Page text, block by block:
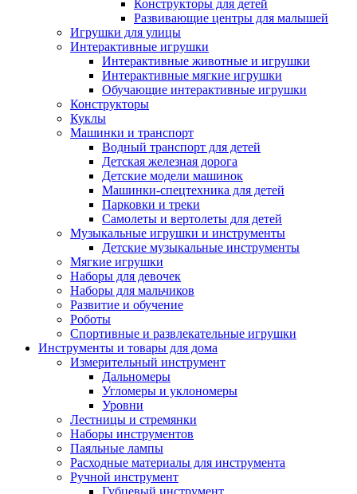
Конструкторы для детей
Развивающие центры для малышей
Игрушки для улицы
Интерактивные игрушки
Интерактивные животные и игрушки
Интерактивные мягкие игрушки
Обучающие интерактивные игрушки
Конструкторы
Куклы
Машинки и транспорт
Водный транспорт для детей
Детская железная дорога
Детские модели машинок
Машинки-спецтехника для детей
Парковки и треки
Самолеты и вертолеты для детей
Музыкальные игрушки и инструменты
Детские музыкальные инструменты
Мягкие игрушки
Наборы для девочек
Наборы для мальчиков
Развитие и обучение
Роботы
Спортивные и развлекательные игрушки
Инструменты и товары для дома
Измерительный инструмент
Дальномеры
Угломеры и уклономеры
Уровни
Лестницы и стремянки
Наборы инструментов
Паяльные лампы
Расходные материалы для инструмента
Ручной инструмент
Губцевый инструмент